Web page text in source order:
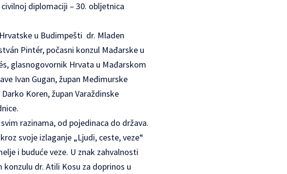
diplomaciji – 30. obljetnica
u Budimpešti dr. Mladen
Pintér, počasni konzul Mađarske u
glasnogovornik Hrvata u Mađarskom
Ivan Gugan, župan Međimurske
Koren, župan Varaždinske
razinama, od pojedinaca do država.
svoje izlaganje „Ljudi, ceste, veze“
i buduće veze. U znak zahvalnosti
konzulu dr. Atili Kosu za doprinos u